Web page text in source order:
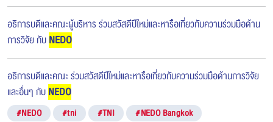
อธิการบดีและคณะผู้บริหาร ร่วมสวัสดีปีใหม่และหารือเกี่ยวกับความร่วมมือด้าน
การวิจัย กับNEDO
อธิการบดีและคณะ ร่วมสวัสดีปีใหม่และหารือเกี่ยวกับความร่วมมือด้านการวิจัย
และอื่นๆ กับNEDO
#NEDO #tni #TNI #NEDO Bangkok